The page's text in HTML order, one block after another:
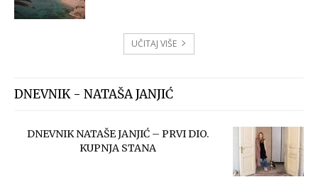
UČITAJ VIŠE
DNEVNIK - NATAŠA JANJIĆ
DNEVNIK NATAŠE JANJIĆ – PRVI DIO.
KUPNJA STANA